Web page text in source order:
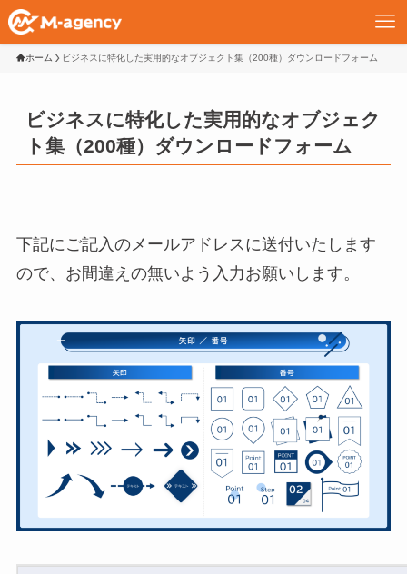
ホーム ビジネスに特化した実用的なオブジェクト集（200種）ダウンロードフォーム
ビジネスに特化した実用的なオブジェク
ト集（200種）ダウンロードフォーム
下記にご記入のメールアドレスに送付いたします
ので、お間違えの無いよう入力お願いします。